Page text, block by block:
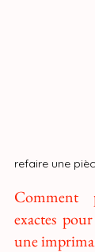
refaire une
Comment
exactes
une